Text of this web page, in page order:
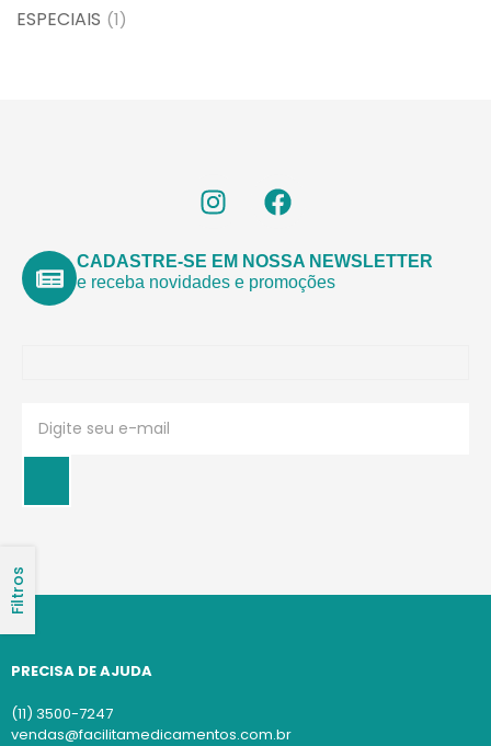
ESPECIAIS (1)
Filtros
CADASTRE-SE EM NOSSA NEWSLETTER
e receba novidades e promoções
PRECISA DE AJUDA
(11) 3500-7247
vendas@facilitamedicamentos.com.br